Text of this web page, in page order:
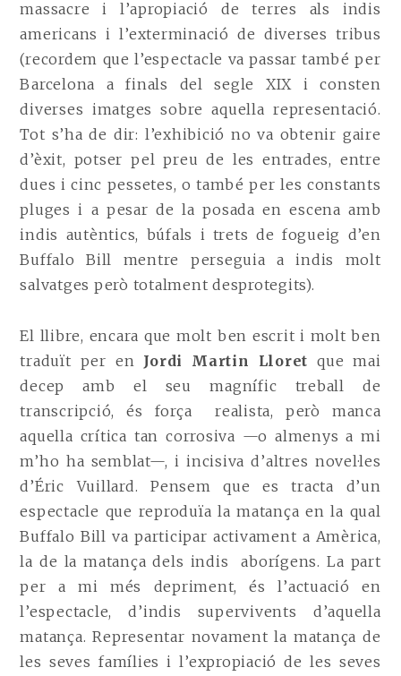
massacre i l’apropiació de terres als indis
americans i l’exterminació de diverses tribus
(recordem que l’espectacle va passar també per
Barcelona a finals del segle XIX i consten
diverses imatges sobre aquella representació.
Tot s’ha de dir: l’exhibició no va obtenir gaire
d’èxit, potser pel preu de les entrades, entre
dues i cinc pessetes, o també per les constants
pluges i a pesar de la posada en escena amb
indis autèntics, búfals i trets de fogueig d’en
Buffalo Bill mentre perseguia a indis molt
salvatges però totalment desprotegits).
El llibre, encara que molt ben escrit i molt ben
traduït per en Jordi Martin Lloret que mai
decep amb el seu magnífic treball de
transcripció, és força realista, però manca
aquella crítica tan corrosiva —o almenys a mi
m’ho ha semblat—, i incisiva d’altres novel·les
d’Éric Vuillard. Pensem que es tracta d’un
espectacle que reproduïa la matança en la qual
Buffalo Bill va participar activament a Amèrica,
la de la matança dels indis aborígens. La part
per a mi més depriment, és l’actuació en
l’espectacle, d’indis supervivents d’aquella
matança. Representar novament la matança de
les seves famílies i l’expropiació de les seves